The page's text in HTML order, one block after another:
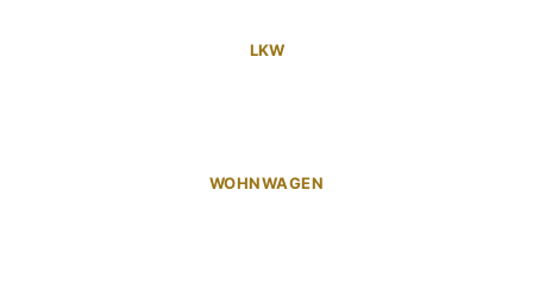
LKW
WOHNWAGEN